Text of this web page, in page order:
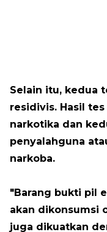
Selain itu, kedua
residivis. Hasil
narkotika dan
penyalahguna
narkoba.
"Barang bukti pil
akan dikonsumsi
juga dikuatkan